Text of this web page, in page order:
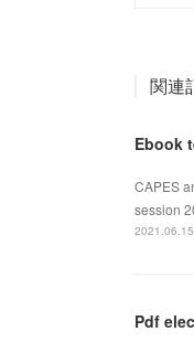
関連
Ebook
CAPES
session
Pdf